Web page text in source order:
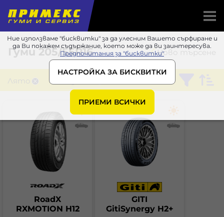
Ние използваме "бисквитки" за да улесним Вашето сърфиране и
да Ви покажем съдържание, което може да ви заинтересува.
Предпочитания за "бисквитки"
НАСТРОЙКА ЗА БИСКВИТКИ
ПРИЕМИ ВСИЧКИ
Ново търсене
Гуми205/55R16
Лято Всесезонни
RoadX
RXMOTION H12
GITI
GitiSynergy H2+